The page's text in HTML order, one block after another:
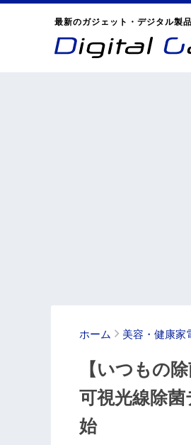
最新のガジェット・デジタル製
ホーム 美容・健康家
【いつもの
可視光線除
始